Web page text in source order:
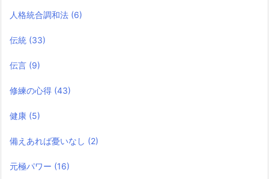
人格統合調和法 (6)
伝統 (33)
伝言 (9)
修練の心得 (43)
健康 (5)
備えあれば憂いなし (2)
元極パワー (16)